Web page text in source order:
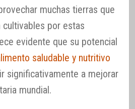
muchas tierras que
por estas
evidente que su potencial
saludable y nutritivo
significativamente a mejorar
mundial.